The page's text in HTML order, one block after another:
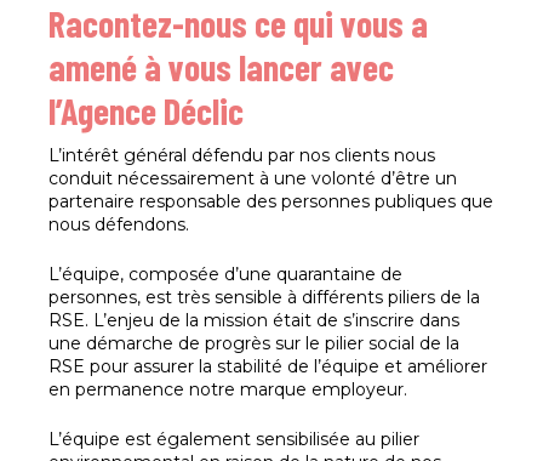
Racontez-nous ce qui vous a
amené à vous lancer avec
l’Agence Déclic
L’intérêt général défendu par nos clients nous
conduit nécessairement à une volonté d’être un
partenaire responsable des personnes publiques que
nous défendons.
L’équipe, composée d’une quarantaine de
personnes, est très sensible à différents piliers de la
RSE. L’enjeu de la mission était de s’inscrire dans
une démarche de progrès sur le pilier social de la
RSE pour assurer la stabilité de l’équipe et améliorer
en permanence notre marque employeur.
L’équipe est également sensibilisée au pilier